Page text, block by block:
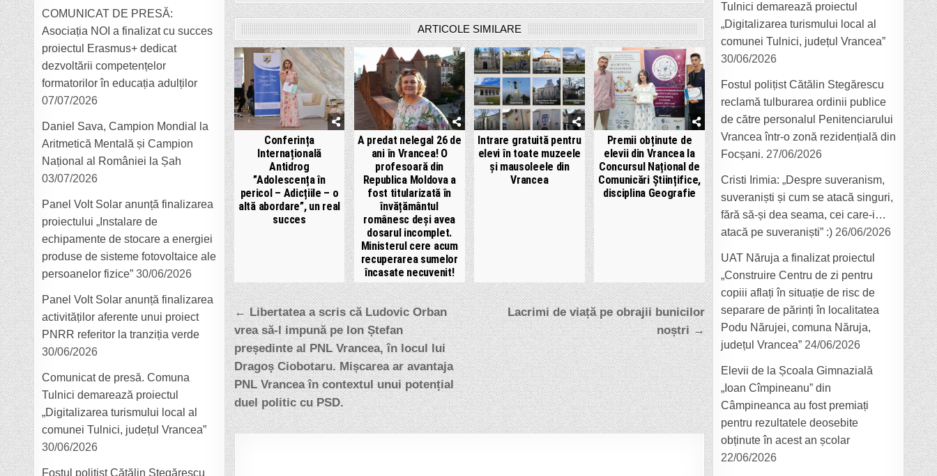
ARTICOLE SIMILARE
Conferința
Internațională
Antidrog
”Adolescența în
pericol – Adicțiile – o
altă abordare”, un real
succes
A predat nelegal 26 de
ani în Vrancea! O
profesoară din
Republica Moldova a
fost titularizată în
învățământul
românesc deși avea
dosarul incomplet.
Ministerul cere acum
recuperarea sumelor
încasate necuvenit!
Intrare gratuită pentru
elevi în toate muzeele
și mausoleele din
Vrancea
Premii obținute de
elevii din Vrancea la
Concursul Național de
Comunicări Științifice,
disciplina Geografie
Navigare
în
articole
Lacrimi de viață pe obrajii bunicilor
noștri →
← Libertatea a scris că Ludovic Orban
vrea să-l impună pe Ion Ștefan
președinte al PNL Vrancea, în locul lui
Dragoș Ciobotaru. Mișcarea ar avantaja
PNL Vrancea în contextul unui potențial
duel politic cu PSD.
COMUNICAT DE PRESĂ:
Asociația NOI a finalizat cu succes
proiectul Erasmus+ dedicat
dezvoltării competențelor
formatorilor în educația adulților
07/07/2026
Daniel Sava, Campion Mondial la
Aritmetică Mentală și Campion
Național al României la Șah
03/07/2026
Panel Volt Solar anunță finalizarea
proiectului „Instalare de
echipamente de stocare a energiei
produse de sisteme fotovoltaice ale
persoanelor fizice” 30/06/2026
Panel Volt Solar anunță finalizarea
activităților aferente unui proiect
PNRR referitor la tranziția verde
30/06/2026
Comunicat de presă. Comuna
Tulnici demarează proiectul
„Digitalizarea turismului local al
comunei Tulnici, județul Vrancea”
30/06/2026
Fostul polițist Cătălin Stegărescu
Tulnici demarează proiectul
„Digitalizarea turismului local al
comunei Tulnici, județul Vrancea”
30/06/2026
Fostul polițist Cătălin Stegărescu
reclamă tulburarea ordinii publice
de către personalul Penitenciarului
Vrancea într-o zonă rezidențială din
Focșani. 27/06/2026
Cristi Irimia: „Despre suveranism,
suveraniști și cum se atacă singuri,
fără să-și dea seama, cei care-i…
atacă pe suveraniști” :) 26/06/2026
UAT Năruja a finalizat proiectul
„Construire Centru de zi pentru
copiii aflați în situație de risc de
separare de părinți în localitatea
Podu Nărujei, comuna Năruja,
județul Vrancea” 24/06/2026
Elevii de la Școala Gimnazială
„Ioan Cîmpineanu” din
Câmpineanca au fost premiați
pentru rezultatele deosebite
obținute în acest an școlar
22/06/2026